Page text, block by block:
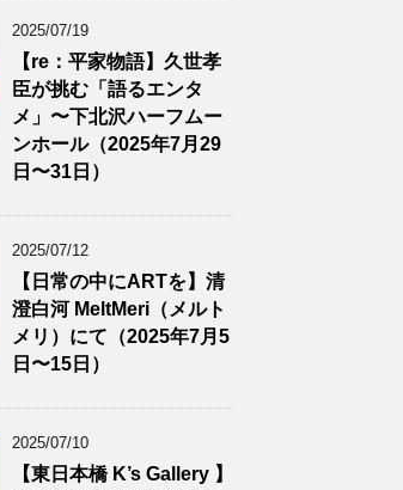
2025/07/19
【re：平家物語】久世孝
臣が挑む「語るエンタ
メ」〜下北沢ハーフムー
ンホール（2025年7月29
日〜31日）
2025/07/12
【日常の中にARTを】清
澄白河 MeltMeri（メルト
メリ）にて（2025年7月5
日〜15日）
2025/07/10
【東日本橋 K’s Gallery 】